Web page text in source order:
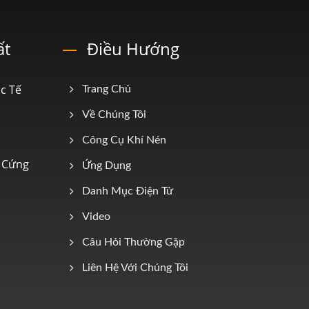
Tế
Điều Hướng
Trang Chủ
Về Chúng Tôi
Công Cụ Khí Nén
Ứng Dụng
Danh Mục Điện Tử
Video
Câu Hỏi Thường Gặp
Liên Hệ Với Chúng Tôi